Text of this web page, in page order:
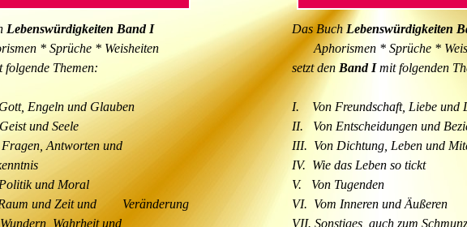
Lebenswürdigkeiten Band I
* Sprüche * Weisheiten
folgende Themen:
Engeln und Glauben
und Seele
Fragen, Antworten und
und Moral
und Zeit und Veränderung
Wahrheit und
Das BuchLebenswürdigkeiten
Aphorismen * Sprüche *
setzt den Band Imit folgenden
I.
Von Freundschaft, Liebe und
II.
Von Entscheidungen und
III. Von Dichtung, Leben und
IV. Wie das Leben so tickt
V.
Von Tugenden
VI. Vom Inneren und Äußeren
VII. Sonstiges, auch zum